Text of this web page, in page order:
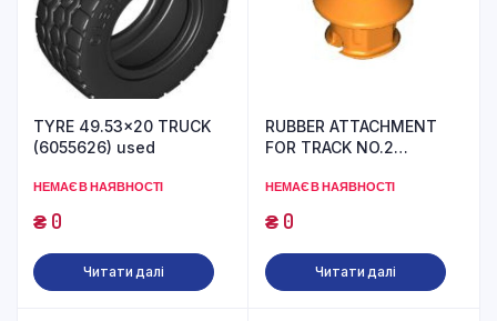
TYRE 49.53×20 TRUCK
(6055626) used
НЕМАЄ В НАЯВНОСТІ
₴0
Читати далі
RUBBER ATTACHMENT
FOR TRACK NO.2
НЕМАЄ В НАЯВНОСТІ
₴0
Читати далі